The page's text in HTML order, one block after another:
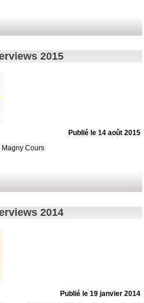
2015
Publié le 14 août 2015
Magny Cours
2014
Publié le 19 janvier 2014